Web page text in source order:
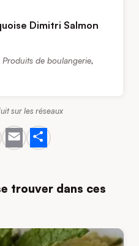
Dimitri Salmon
Produits de boulangerie,
sur les réseaux
EmailShare
trouver dans ces